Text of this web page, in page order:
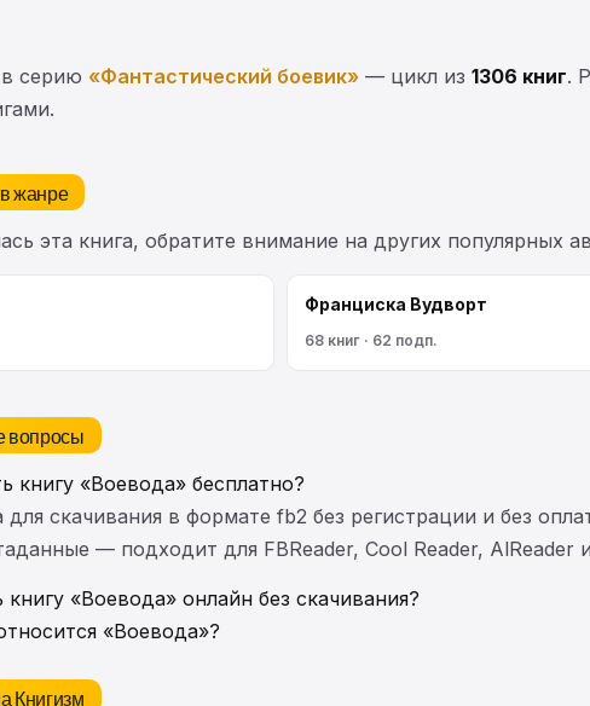
серию «Фантастический боевик» — цикл из 1306 книг.
жанре
эта книга, обратите внимание на других популярных
Франциска Вудворт
68 книг · 62 подп.
вопросы
книгу «Воевода» бесплатно?
скачивания в формате fb2 без регистрации и без
— подходит для FBReader, Cool Reader, AlReader
«Воевода» онлайн без скачивания?
«Воевода»?
Книгизм